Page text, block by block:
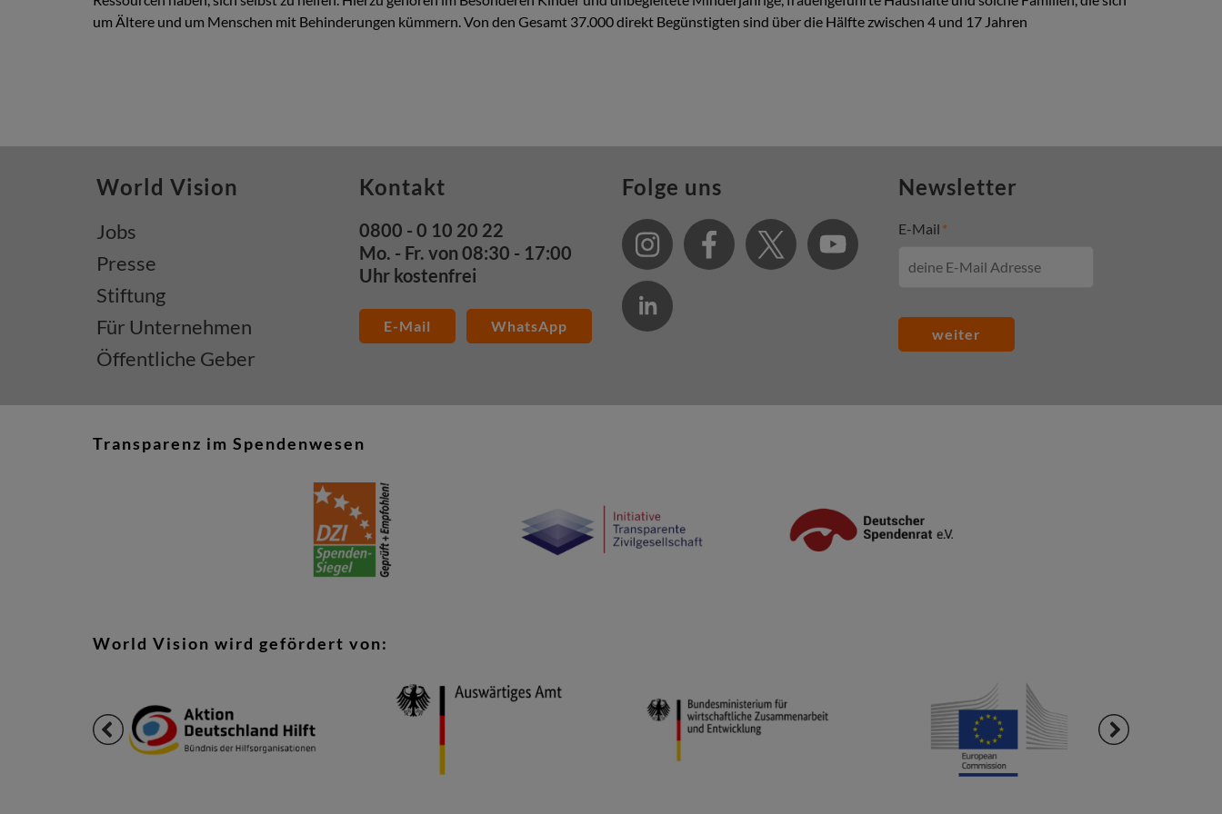
um Ältere und um Menschen mit Behinderungen kümmern. Von den Gesamt 37.000 direkt Begünstigten sind über die Hälfte zwischen 4 und 17 Jahren
World Vision
Jobs
Presse
Stiftung
Für Unternehmen
Öffentliche Geber
Kontakt
0800 - 0 10 20 22
Mo. - Fr. von 08:30 - 17:00
Uhr kostenfrei
E-Mail WhatsApp
Folge uns Newsletter
E-Mail
weiter
Transparenz im Spendenwesen
World Vision wird gefördert von: